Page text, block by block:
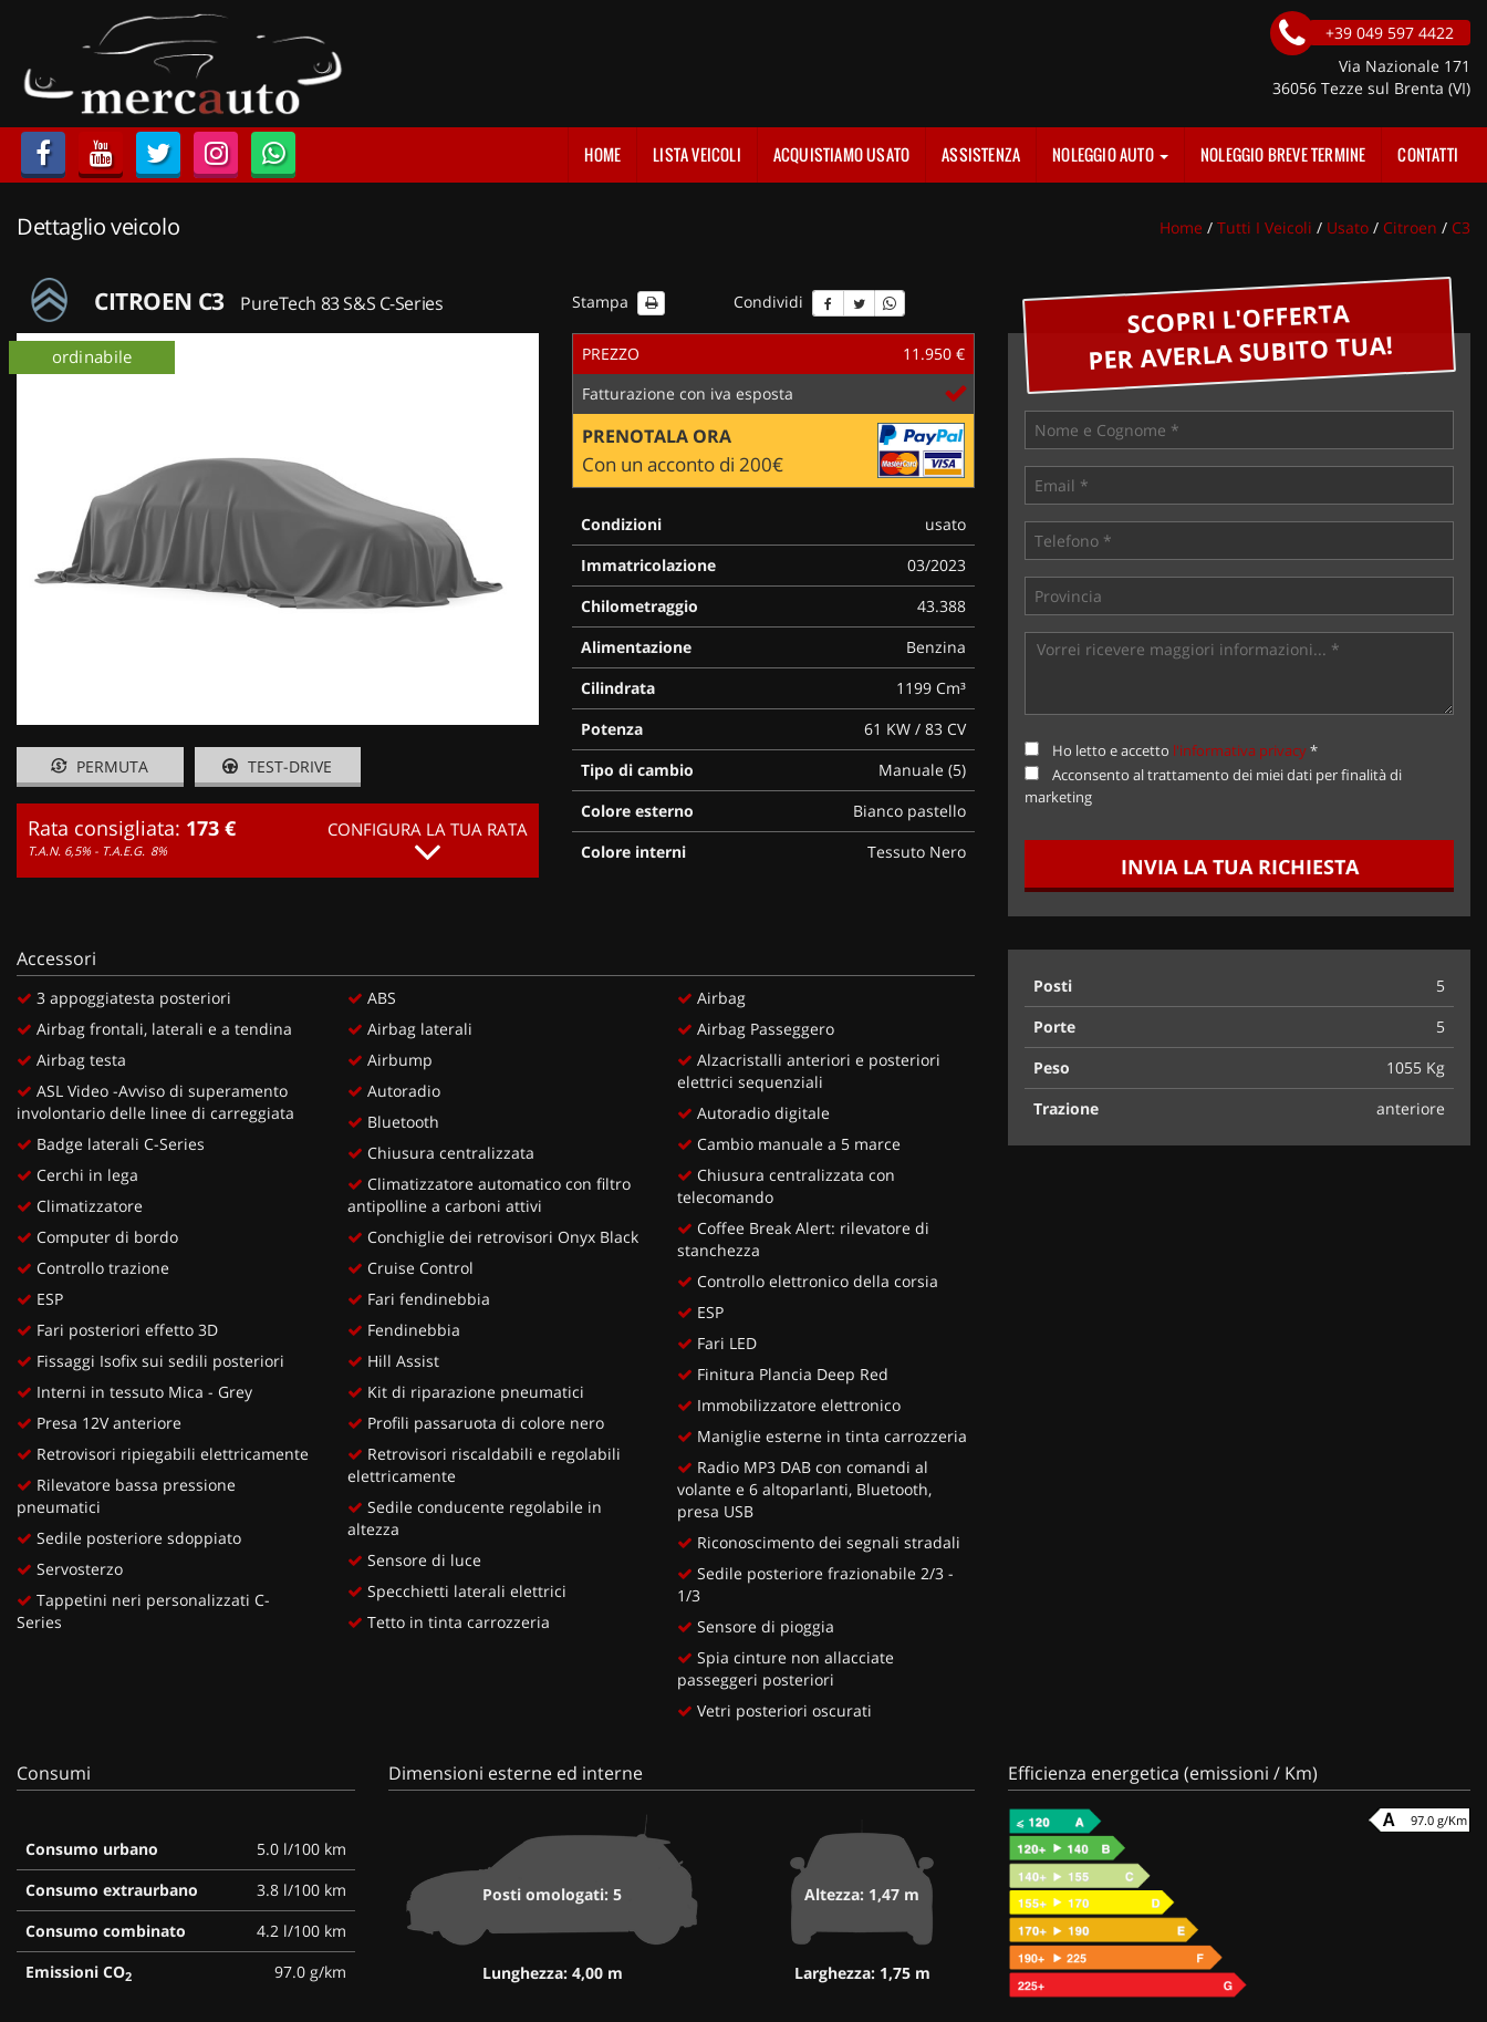
LISTA VEICOLI
ACQUISTIAMO USATO
ASSISTENZA
NOLEGGIO AUTO
NOLEGGIO LUNGO TERMINE
+39 049 597 4422
Via Nazionale 171
36056 Tezze sul Brenta (VI)
HOME LISTA VEICOLI ACQUISTIAMO USATO ASSISTENZA NOLEGGIO AUTO NOLEGGIO BREVE TERMINE CONTATTI
Dettaglio veicolo Home / Tutti I Veicoli / Usato / Citroen / C3
CITROEN C3 PureTech 83 S&S C-Series Stampa Condividi
ordinabile
PERMUTA TEST-DRIVE
Rata consigliata: 173 €
T.A.N. 6,5% - T.A.E.G. 8%
CONFIGURA LA TUA RATA
PREZZO
11.950 €
Fatturazione con iva esposta
PRENOTALA ORA
Con un acconto di 200€
Condizioni
usato
Immatricolazione
03/2023
Chilometraggio
43.388
Alimentazione
Benzina
Cilindrata
1199 Cm³
Potenza
61 KW / 83 CV
Tipo di cambio
Manuale (5)
Colore esterno
Bianco pastello
Colore interni
Tessuto Nero
SCOPRI L'OFFERTA
PER AVERLA SUBITO TUA!
Ho letto e accetto l'informativa privacy*
Acconsento al trattamento dei miei dati per finalità di
marketing
INVIA LA TUA RICHIESTA
Accessori
3 appoggiatesta posteriori
Airbag frontali, laterali e a tendina
Airbag testa
ASL Video -Avviso di superamento
involontario delle linee di carreggiata
Badge laterali C-Series
Cerchi in lega
Climatizzatore
Computer di bordo
Controllo trazione
ESP
Fari posteriori effetto 3D
Fissaggi Isofix sui sedili posteriori
Interni in tessuto Mica - Grey
Presa 12V anteriore
Retrovisori ripiegabili elettricamente
Rilevatore bassa pressione
pneumatici
Sedile posteriore sdoppiato
Servosterzo
Tappetini neri personalizzati C-
Series
ABS
Airbag laterali
Airbump
Autoradio
Bluetooth
Chiusura centralizzata
Climatizzatore automatico con filtro
antipolline a carboni attivi
Conchiglie dei retrovisori Onyx Black
Cruise Control
Fari fendinebbia
Fendinebbia
Hill Assist
Kit di riparazione pneumatici
Profili passaruota di colore nero
Retrovisori riscaldabili e regolabili
elettricamente
Sedile conducente regolabile in
altezza
Sensore di luce
Specchietti laterali elettrici
Tetto in tinta carrozzeria
Airbag
Airbag Passeggero
Alzacristalli anteriori e posteriori
elettrici sequenziali
Autoradio digitale
Cambio manuale a 5 marce
Chiusura centralizzata con
telecomando
Coffee Break Alert: rilevatore di
stanchezza
Controllo elettronico della corsia
ESP
Fari LED
Finitura Plancia Deep Red
Immobilizzatore elettronico
Maniglie esterne in tinta carrozzeria
Radio MP3 DAB con comandi al
volante e 6 altoparlanti, Bluetooth,
presa USB
Riconoscimento dei segnali stradali
Sedile posteriore frazionabile 2/3 -
1/3
Sensore di pioggia
Spia cinture non allacciate
passeggeri posteriori
Vetri posteriori oscurati
Posti
5
Porte
5
Peso
1055 Kg
Trazione
anteriore
Consumi
Consumo urbano
5.0 l/100 km
Consumo extraurbano
3.8 l/100 km
Consumo combinato
4.2 l/100 km
Emissioni CO2 97.0 g/km
Dimensioni esterne ed interne
Posti omologati: 5
Lunghezza: 4,00 m
Altezza: 1,47 m
Larghezza: 1,75 m
Efficienza energetica (emissioni / Km)
97.0 g/Km